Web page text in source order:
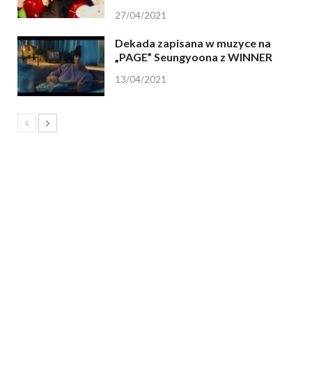
27/04/2021
Dekada zapisana w muzyce na
„PAGE” Seungyoona z WINNER
13/04/2021